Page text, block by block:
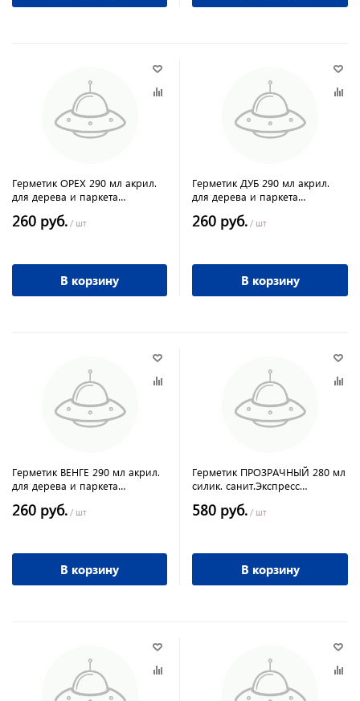
Герметик ОРЕХ 290 мл акрил.
для дерева и паркета
260 руб. / шт
В корзину
Герметик ДУБ 290 мл акрил.
для дерева и паркета
260 руб. / шт
В корзину
Герметик ВЕНГЕ 290 мл акрил.
для дерева и паркета
260 руб. / шт
В корзину
Герметик ПРОЗРАЧНЫЙ 280 мл
силик. санит.Экспресс
580 руб. / шт
В корзину